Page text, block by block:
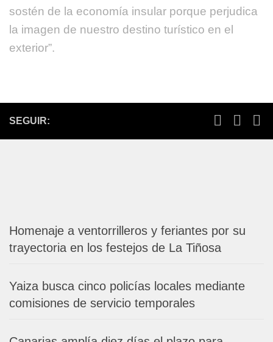
sostén de la economía insular porque perjudica
la imagen de nuestro destino turístico en el
exterior”.
SEGUIR:
Homenaje a ventorrilleros y feriantes por su
trayectoria en los festejos de La Tiñosa
Yaiza busca cinco policías locales mediante
comisiones de servicio temporales